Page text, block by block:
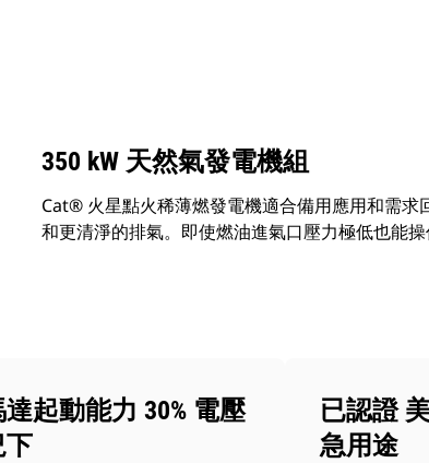
350 kW 天然氣發電機組
Cat® 火星點火稀薄燃發電機適合備用應用和需
和更清淨的排氣。即使燃油進氣口壓力極低也能
起動能力 30% 電壓
下
已認證
急用途